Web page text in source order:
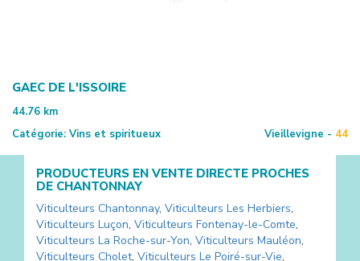
GAEC DE L'ISSOIRE
44.76 km
Catégorie: Vins et spiritueux Vieillevigne - 44
PRODUCTEURS EN VENTE DIRECTE PROCHES
DE CHANTONNAY
Viticulteurs Chantonnay, Viticulteurs Les Herbiers,
Viticulteurs Luçon, Viticulteurs Fontenay-le-Comte,
Viticulteurs La Roche-sur-Yon, Viticulteurs Mauléon,
Viticulteurs Cholet, Viticulteurs Le Poiré-sur-Vie,